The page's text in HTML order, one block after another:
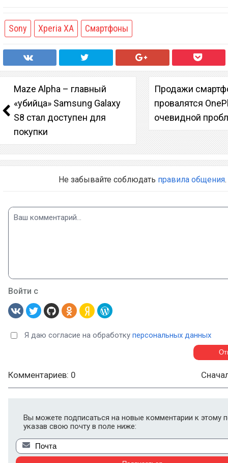
Sony Xperia XA Смартфоны
Maze Alpha – главный
«убийца» Samsung Galaxy
S8 стал доступен для
покупки
Продажи
провалятся
очевидной
Не забывайте соблюдать правила общения.
Войти с
Я даю согласие на обработку персональных данных
Комментариев: 0
Вы можете подписаться на новые комментарии к этому
указав свою почту в поле ниже: